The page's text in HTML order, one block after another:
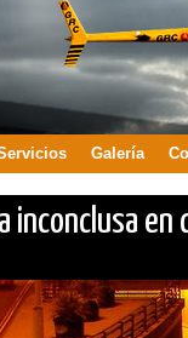
Galería
inconclusa en